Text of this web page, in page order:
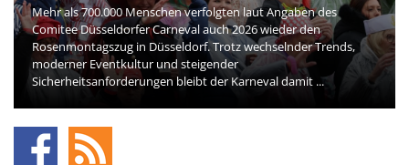
Mehr als 700.000 Menschen verfolgten laut Angaben des
Comitee Düsseldorfer Carneval auch 2026 wieder den
Rosenmontagszug in Düsseldorf. Trotz wechselnder Trends,
moderner Eventkultur und steigender
Sicherheitsanforderungen bleibt der Karneval damit ...